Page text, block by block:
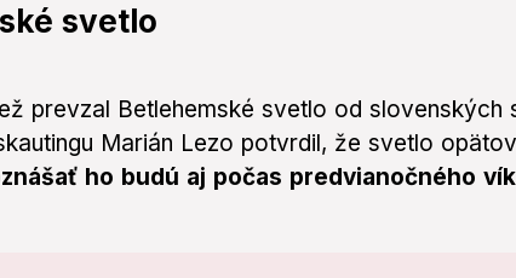
svetlo
prevzal Betlehemské svetlo od slovenských
Marián Lezo potvrdil, že svetlo
ho budú aj počas predvianočného